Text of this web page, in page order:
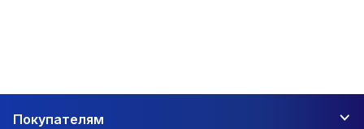
Покупателям